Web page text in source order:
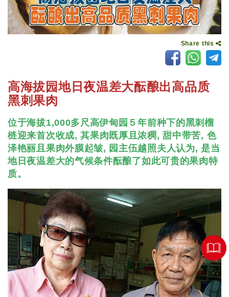
Share this
高海拔园地日夜温差大酝酿出高品质
黑刺果肉
位于海拔1,000多尺高伊甸园５年前种下的黑刺榴
梿迎来首次收成, 其果肉既厚且浓稠, 甜中带苦, 色
泽艳丽且果肉外膜起皱, 园主伍越照夫人认为, 是当
地日夜温差大的气候条件酝酿了如此可贵的果肉特
质。